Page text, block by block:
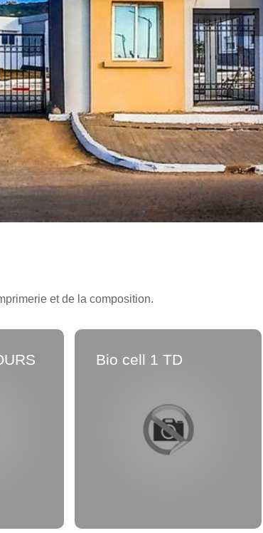
et de la composition.
Bio cell 1 TD